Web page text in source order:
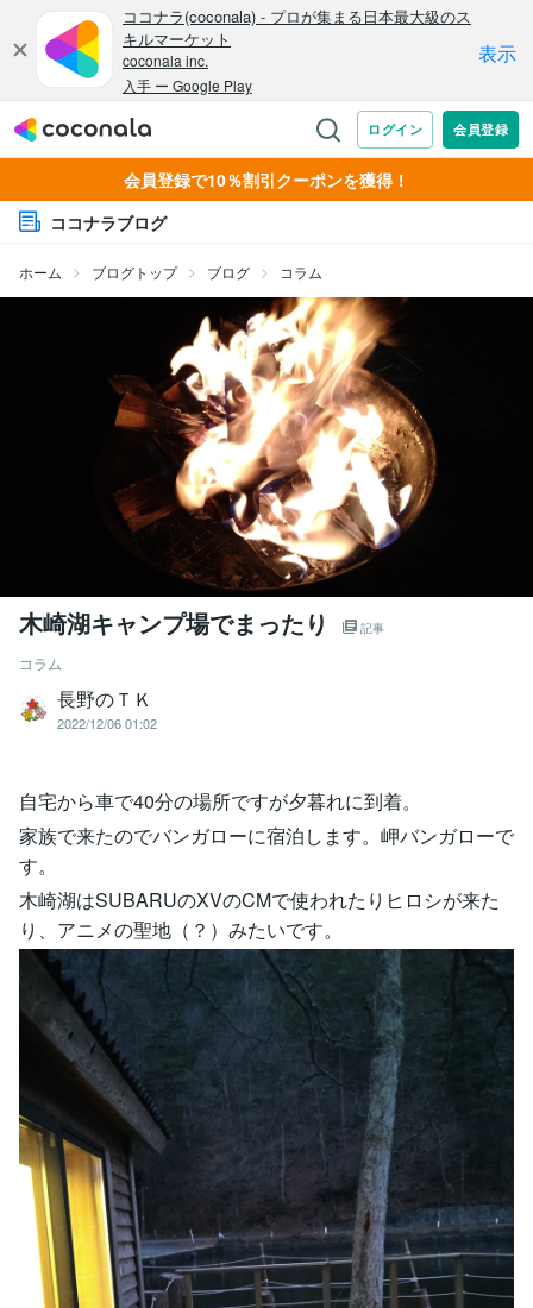
会員登録で10％割引クーポンを獲得！
ココナラブログ
ホーム ブログトップ ブログ コラム
木崎湖キャンプ場でまったり 記事
コラム
長野のＴＫ
2022/12/06 01:02
自宅から車で40分の場所ですが夕暮れに到着。
家族で来たのでバンガローに宿泊します。岬バンガローで
す。
木崎湖はSUBARUのXVのCMで使われたりヒロシが来た
り、アニメの聖地（？）みたいです。